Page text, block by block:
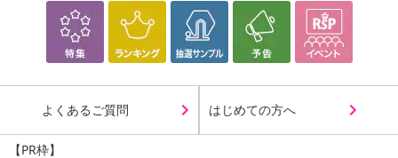
よくあるご質問 はじめての方へ
【PR枠】